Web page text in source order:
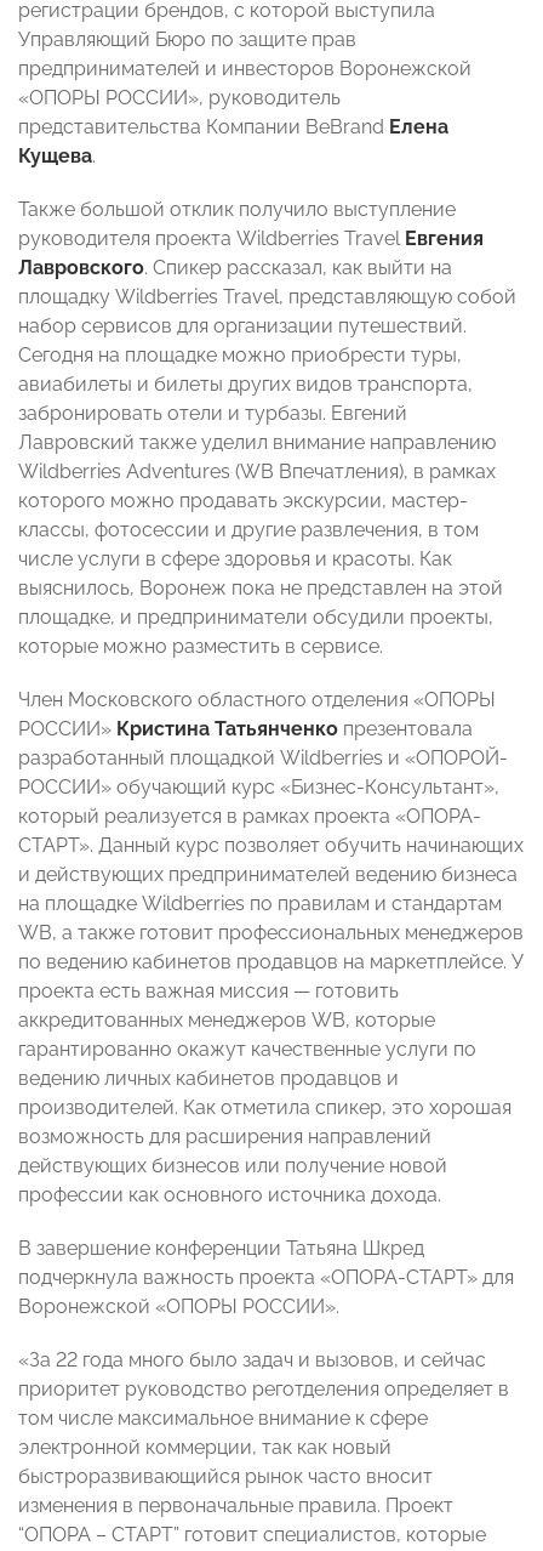
регистрации брендов, с которой выступила
Управляющий Бюро по защите прав
предпринимателей и инвесторов Воронежской
«ОПОРЫ РОССИИ», руководитель
представительства Компании BeBrand Елена
Кущева.
Также большой отклик получило выступление
руководителя проекта Wildberries Travel Евгения
Лавровского. Спикер рассказал, как выйти на
площадку Wildberries Travel, представляющую собой
набор сервисов для организации путешествий.
Сегодня на площадке можно приобрести туры,
авиабилеты и билеты других видов транспорта,
забронировать отели и турбазы. Евгений
Лавровский также уделил внимание направлению
Wildberries Adventures (WB Впечатления), в рамках
которого можно продавать экскурсии, мастер-
классы, фотосессии и другие развлечения, в том
числе услуги в сфере здоровья и красоты. Как
выяснилось, Воронеж пока не представлен на этой
площадке, и предприниматели обсудили проекты,
которые можно разместить в сервисе.
Член Московского областного отделения «ОПОРЫ
РОССИИ» Кристина Татьянченко презентовала
разработанный площадкой Wildberries и «ОПОРОЙ-
РОССИИ» обучающий курс «Бизнес-Консультант»,
который реализуется в рамках проекта «ОПОРА-
СТАРТ». Данный курс позволяет обучить начинающих
и действующих предпринимателей ведению бизнеса
на площадке Wildberries по правилам и стандартам
WB, а также готовит профессиональных менеджеров
по ведению кабинетов продавцов на маркетплейсе. У
проекта есть важная миссия — готовить
аккредитованных менеджеров WB, которые
гарантированно окажут качественные услуги по
ведению личных кабинетов продавцов и
производителей. Как отметила спикер, это хорошая
возможность для расширения направлений
действующих бизнесов или получение новой
профессии как основного источника дохода.
В завершение конференции Татьяна Шкред
подчеркнула важность проекта «ОПОРА-СТАРТ» для
Воронежской «ОПОРЫ РОССИИ».
«За 22 года много было задач и вызовов, и сейчас
приоритет руководство реготделения определяет в
том числе максимальное внимание к сфере
электронной коммерции, так как новый
быстроразвивающийся рынок часто вносит
изменения в первоначальные правила. Проект
“ОПОРА – СТАРТ” готовит специалистов, которые